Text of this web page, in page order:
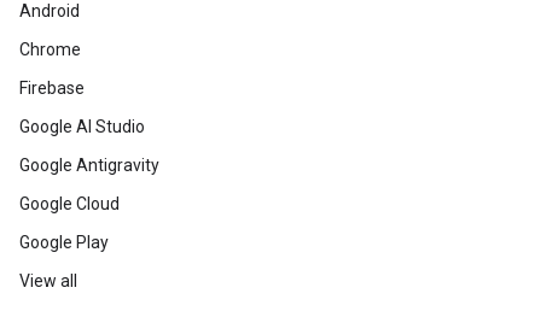
Android
Chrome
Firebase
Google AI Studio
Google Antigravity
Google Cloud
Google Play
View all